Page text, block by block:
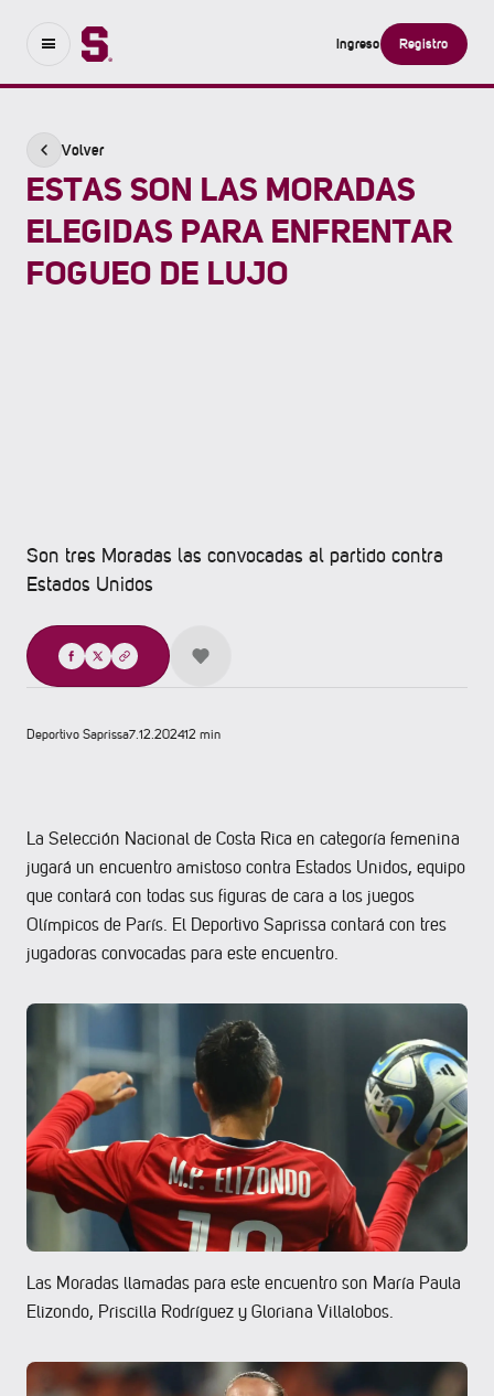
Ingreso Registro
Volver
ESTAS SON LAS MORADAS
ELEGIDAS PARA ENFRENTAR
FOGUEO DE LUJO
Son tres Moradas las convocadas al partido contra
Estados Unidos
Compartir
Deportivo Saprissa7.12.202412 min
La Selección Nacional de Costa Rica en categoría femenina
jugará un encuentro amistoso contra Estados Unidos, equipo
que contará con todas sus figuras de cara a los juegos
Olímpicos de París. El Deportivo Saprissa contará con tres
jugadoras convocadas para este encuentro.
Las Moradas llamadas para este encuentro son María Paula
Elizondo, Priscilla Rodríguez y Gloriana Villalobos.